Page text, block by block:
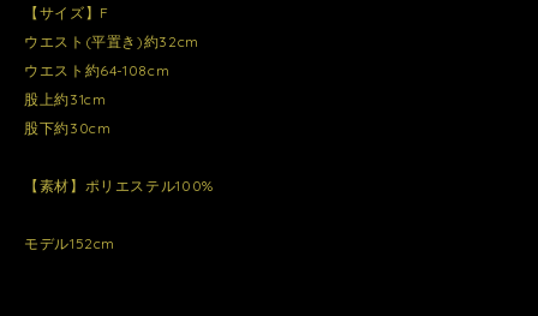
【サイズ】F
ウエスト(平置き)約32cm
ウエスト約64-108cm
股上約31cm
股下約30cm
【素材】ポリエステル100%
モデル152cm